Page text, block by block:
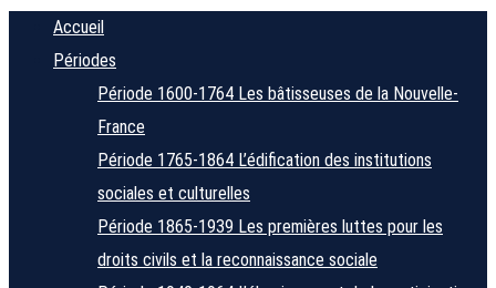
Accueil
Périodes
Période 1600-1764 Les bâtisseuses de la Nouvelle-
France
Période 1765-1864 L’édification des institutions
sociales et culturelles
Période 1865-1939 Les premières luttes pour les
droits civils et la reconnaissance sociale